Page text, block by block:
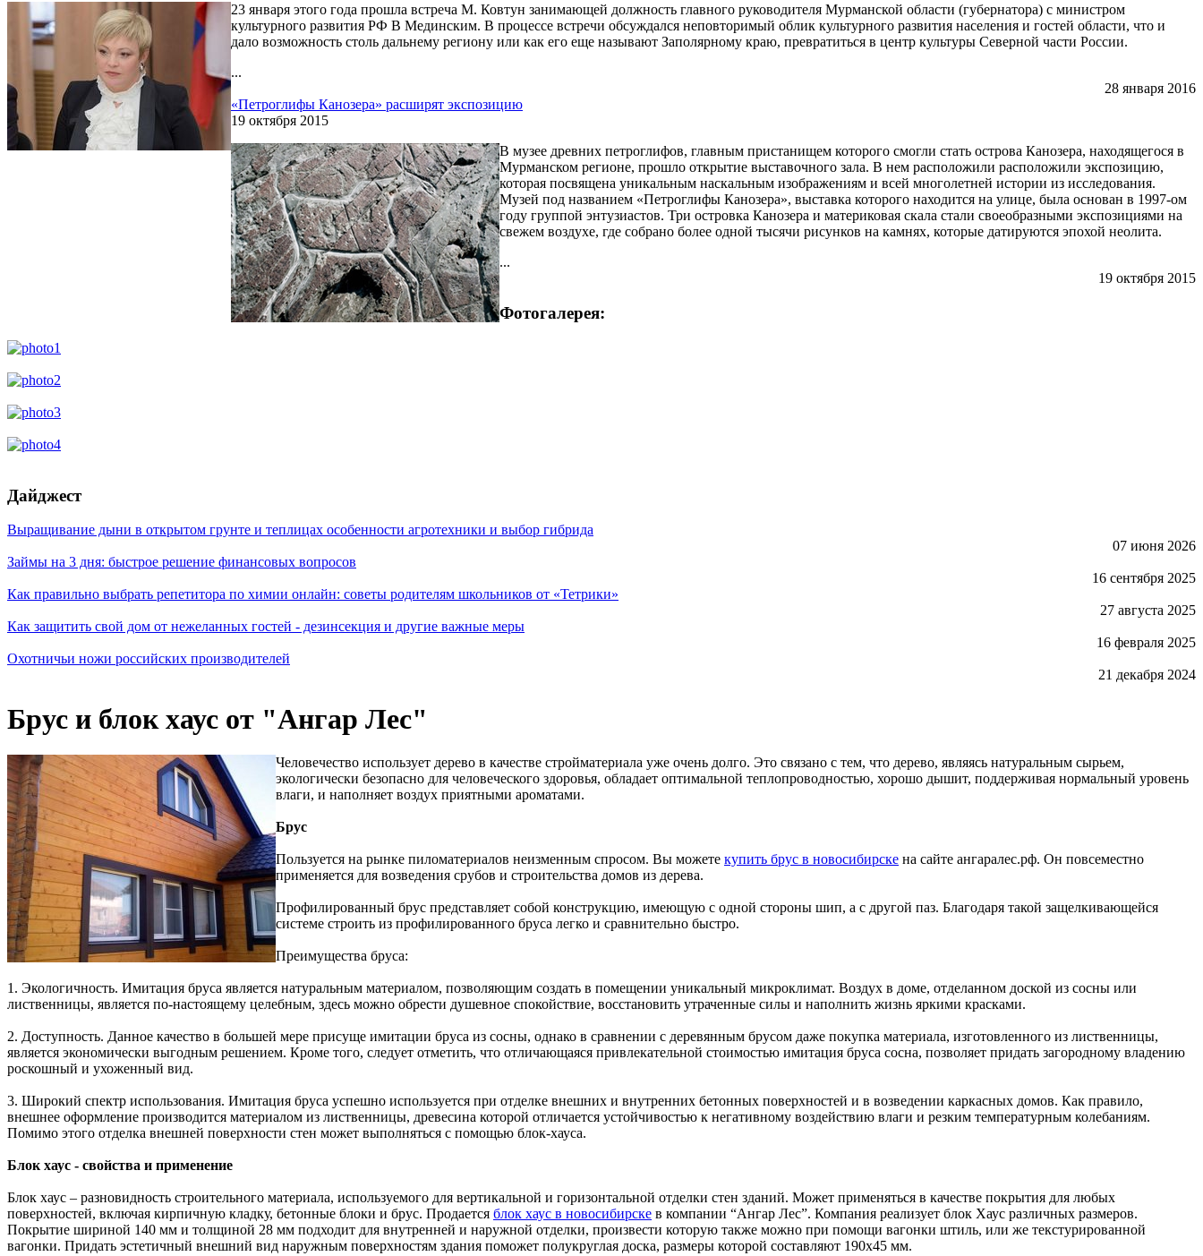
23 января этого года прошла встреча М. Ковтун занимающей должность главного руководителя Мурманской области (губернатора) с министром
культурного развития РФ В Мединским. В процессе встречи обсуждался неповторимый облик культурного развития населения и гостей области, что и
дало возможность столь дальнему региону или как его еще называют Заполярному краю, превратиться в центр культуры Северной части России.
...
28 января 2016
«Петроглифы Канозера» расширят экспозицию
19 октября 2015
В музее древних петроглифов, главным пристанищем которого смогли стать острова Канозера, находящегося в
Мурманском регионе, прошло открытие выставочного зала. В нем расположили расположили экспозицию,
которая посвящена уникальным наскальным изображениям и всей многолетней истории из исследования.
Музей под названием «Петроглифы Канозера», выставка которого находится на улице, была основан в 1997-ом
году группой энтузиастов. Три островка Канозера и материковая скала стали своеобразными экспозициями на
свежем воздухе, где собрано более одной тысячи рисунков на камнях, которые датируются эпохой неолита.
...
19 октября 2015
Фотогалерея:
Дайджест
Выращивание дыни в открытом грунте и теплицах особенности агротехники и выбор гибрида
07 июня 2026
Займы на 3 дня: быстрое решение финансовых вопросов
16 сентября 2025
Как правильно выбрать репетитора по химии онлайн: советы родителям школьников от «Тетрики»
27 августа 2025
Как защитить свой дом от нежеланных гостей - дезинсекция и другие важные меры
16 февраля 2025
Охотничьи ножи российских производителей
21 декабря 2024
Брус и блок хаус от "Ангар Лес"
Человечество использует дерево в качестве стройматериала уже очень долго. Это связано с тем, что дерево, являясь натуральным сырьем,
экологически безопасно для человеческого здоровья, обладает оптимальной теплопроводностью, хорошо дышит, поддерживая нормальный уровень
влаги, и наполняет воздух приятными ароматами.
Брус
Пользуется на рынке пиломатериалов неизменным спросом. Вы можете купить брус в новосибирске на сайте ангаралес.рф. Он повсеместно
применяется для возведения срубов и строительства домов из дерева.
Профилированный брус представляет собой конструкцию, имеющую с одной стороны шип, а с другой паз. Благодаря такой защелкивающейся
системе строить из профилированного бруса легко и сравнительно быстро.
Преимущества бруса:
1. Экологичность. Имитация бруса является натуральным материалом, позволяющим создать в помещении уникальный микроклимат. Воздух в доме, отделанном доской из сосны или
лиственницы, является по-настоящему целебным, здесь можно обрести душевное спокойствие, восстановить утраченные силы и наполнить жизнь яркими красками.
2. Доступность. Данное качество в большей мере присуще имитации бруса из сосны, однако в сравнении с деревянным брусом даже покупка материала, изготовленного из лиственницы,
является экономически выгодным решением. Кроме того, следует отметить, что отличающаяся привлекательной стоимостью имитация бруса сосна, позволяет придать загородному владению
роскошный и ухоженный вид.
3. Широкий спектр использования. Имитация бруса успешно используется при отделке внешних и внутренних бетонных поверхностей и в возведении каркасных домов. Как правило,
внешнее оформление производится материалом из лиственницы, древесина которой отличается устойчивостью к негативному воздействию влаги и резким температурным колебаниям.
Помимо этого отделка внешней поверхности стен может выполняться с помощью блок-хауса.
Блок хаус - свойства и применение
Блок хаус – разновидность строительного материала, используемого для вертикальной и горизонтальной отделки стен зданий. Может применяться в качестве покрытия для любых
поверхностей, включая кирпичную кладку, бетонные блоки и брус. Продается блок хаус в новосибирске в компании “Ангар Лес”. Компания реализует блок Хаус различных размеров.
Покрытие шириной 140 мм и толщиной 28 мм подходит для внутренней и наружной отделки, произвести которую также можно при помощи вагонки штиль, или же текстурированной
вагонки. Придать эстетичный внешний вид наружным поверхностям здания поможет полукруглая доска, размеры которой составляют 190х45 мм.